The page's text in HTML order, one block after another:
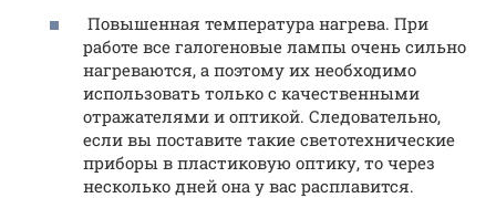
Повышенная температура нагрева. При
работе все галогеновые лампы очень сильно
нагреваются, а поэтому их необходимо
использовать только с качественными
отражателями и оптикой. Следовательно,
если вы поставите такие светотехнические
приборы в пластиковую оптику, то через
несколько дней она у вас расплавится.